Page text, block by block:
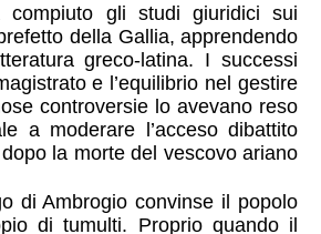
compiuto gli studi giuridici sui
della Gallia, apprendendo
greco-latina. I successi
e l’equilibrio nel gestire
controversie lo avevano reso
a moderare l’acceso dibattito
la morte del vescovo ariano
di Ambrogio convinse il popolo
di tumulti. Proprio quando il